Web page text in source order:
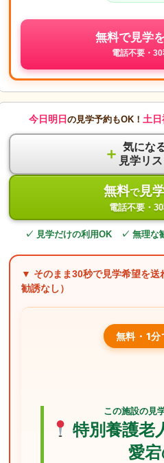
無料で見学
電話不要・
今日明日 の見学予約もOK！ 土日
＋ 気にな
見学リス
無料で見
電話不要・
✓ 見学だけの利用OK ✓ 無理な
▼ そのまま30秒で見学希望を送
勧誘なし）
無料・1分
この施設の見
特別養護
愛